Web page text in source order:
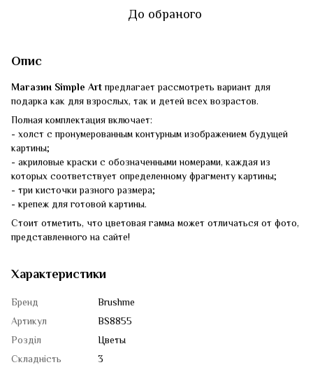
До обраного
Опис
Магазин Simple Artпредлагает рассмотреть вариант для
подарка как для взрослых, так и детей всех возрастов.
Полная комплектация включает:
- холст с пронумерованным контурным изображением будущей
картины;
- акриловые краски с обозначенными номерами, каждая из
которых соответствует определенному фрагменту картины;
- три кисточки разного размера;
- крепеж для готовой картины.
Стоит отметить, что цветовая гамма может отличаться от фото,
представленного на сайте!
Характеристики
Бренд
Brushme
Артикул
BS8855
Розділ
Цветы
Складність
3